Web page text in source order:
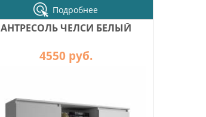
Подробнее
АНТРЕСОЛЬ ЧЕЛСИ БЕЛЫЙ
4550 руб.